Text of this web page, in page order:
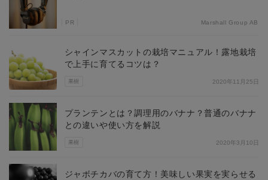
PR Marshall Group AB
果樹
シャインマスカットの栽培マニュアル！露地栽培
で上手に育てるコツは？
2020年11月25日
果樹
プランテンとは？調理用のバナナ？普通のバナナ
との違いや使い方を解説
2020年3月10日
ジャボチカバの育て方！美味しい果実を実らせる